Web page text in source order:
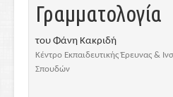
Γραμματολογία
του Φάνη Κακριδή
Κέντρο Εκπαιδευτικής Έρευνας &
Σπουδών